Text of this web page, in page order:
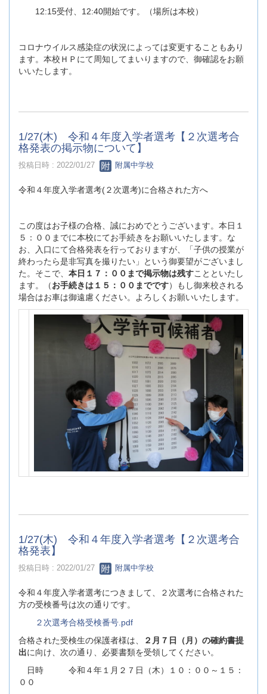
12:15受付、12:40開始です。（場所は本校）
コロナウイルス感染症の状況によっては変更することもあり
ます。本校ＨＰにて周知してまいりますので、御確認をお願
いいたします。
1/27(木) 令和４年度入学者選考【２次選考合
格発表の掲示物について】
投稿日時 : 2022/01/27 附属中学校
令和４年度入学者選考(２次選考)に合格された方へ
この度はお子様の合格、誠におめでとうございます。本日１
５：００までに本校にてお手続きをお願いいたします。な
お、入口にて合格発表を行っておりますが、「子供の授業が
終わったら是非写真を撮りたい」という御要望がございまし
た。そこで、 本日１７：００まで掲示物は残すことといたし
ます。（お手続きは１５：００までです）もし御来校される
場合はお車は御遠慮ください。よろしくお願いいたします。
1/27(木) 令和４年度入学者選考【２次選考合
格発表】
投稿日時 : 2022/01/27 附属中学校
令和４年度入学者選考につきまして、２次選考に合格された
方の受検番号は次の通りです。
２次選考合格受検番号.pdf
合格された受検生の保護者様は、
２月７日（月）の確約書提
出に向け、次の通り、必要書類を受領してください。
日時 令和４年１月２７日（木）１０：００～１５：
００